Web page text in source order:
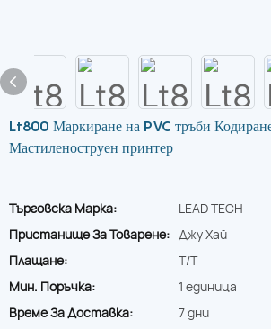
Lt800 Маркиране на PVC тръби
Мастиленоструен принтер
Търговска Марка:
LEAD TECH
Пристанище За Товарене: Джу Хай
Плащане:
T/T
Мин. Поръчка:
1 единица
Време За Доставка:
7 дни